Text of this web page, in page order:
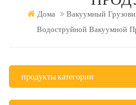
Дома Вакуумный
Водоструйной Вакуумной
продукты категории